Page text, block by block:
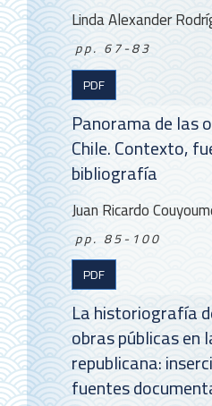
Linda Alexander
pp. 67-83
PDF
Panorama de las
Chile. Contexto,
bibliografía
Juan Ricardo
pp. 85-100
PDF
La historiografía
obras públicas en
republicana:
fuentes